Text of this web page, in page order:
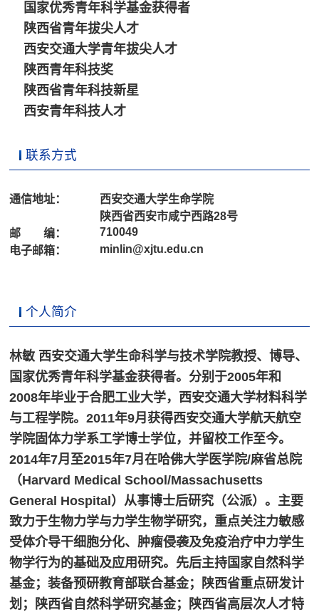
国家优秀青年科学基金获得者
陕西省青年拔尖人才
西安交通大学青年拔尖人才
陕西青年科技奖
陕西省青年科技新星
西安青年科技人才
联系方式
通信地址：
西安交通大学生命学院
陕西省西安市咸宁西路28号
邮 编：
710049
电子邮箱：
minlin@xjtu.edu.cn
个人简介
林敏 西安交通大学生命科学与技术学院教授、博导、
国家优秀青年科学基金获得者。分别于2005年和
2008年毕业于合肥工业大学，西安交通大学材料科学
与工程学院。2011年9月获得西安交通大学航天航空
学院固体力学系工学博士学位，并留校工作至今。
2014年7月至2015年7月在哈佛大学医学院/麻省总院
（Harvard Medical School/Massachusetts
General Hospital）从事博士后研究（公派）。主要
致力于生物力学与力学生物学研究，重点关注力敏感
受体介导干细胞分化、肿瘤侵袭及免疫治疗中力学生
物学行为的基础及应用研究。先后主持国家自然科学
基金；装备预研教育部联合基金；陕西省重点研发计
划；陕西省自然科学研究基金；陕西省高层次人才特